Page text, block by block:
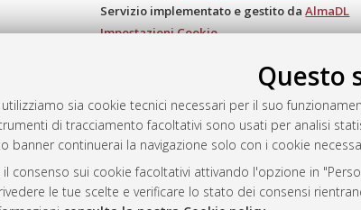
Questo
sia cookie tecnici necessari per il suo
di tracciamento facoltativi sono usati per analisi
banner continuerai la navigazione solo con i cookie
consenso sui cookie facoltativi attivando l'opzione in
le tue scelte e verificare lo stato dei consensi
Servizio implementato e gestito daAlmaDL
Impostazioni Cookie
Mission e policies del repository